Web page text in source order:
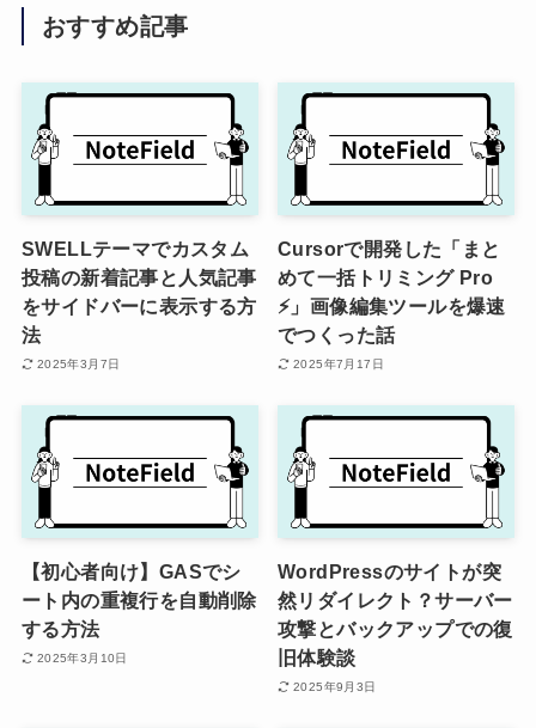
おすすめ記事
SWELLテーマでカスタム
投稿の新着記事と人気記事
をサイドバーに表示する方
法
2025年3月7日
Cursorで開発した「まと
めて一括トリミング Pro
⚡」画像編集ツールを爆速
でつくった話
2025年7月17日
【初心者向け】GASでシ
ート内の重複行を自動削除
する方法
2025年3月10日
WordPressのサイトが突
然リダイレクト？サーバー
攻撃とバックアップでの復
旧体験談
2025年9月3日